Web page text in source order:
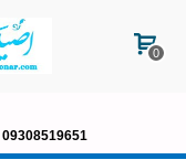
0
09308519651